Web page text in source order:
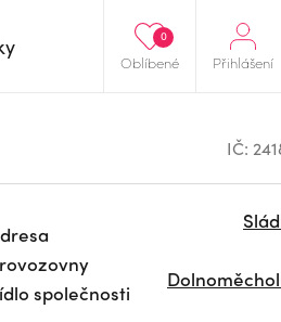
Oblíbené
0
Přihlášení
IČ:
společnosti